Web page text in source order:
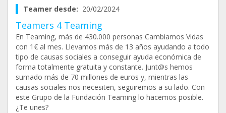
Teamer desde: 20/02/2024
Teamers 4 Teaming
En Teaming, más de 430.000 personas Cambiamos Vidas
con 1€ al mes. Llevamos más de 13 años ayudando a todo
tipo de causas sociales a conseguir ayuda económica de
forma totalmente gratuita y constante. Junt@s hemos
sumado más de 70 millones de euros y, mientras las
causas sociales nos necesiten, seguiremos a su lado. Con
este Grupo de la Fundación Teaming lo hacemos posible.
¿Te unes?